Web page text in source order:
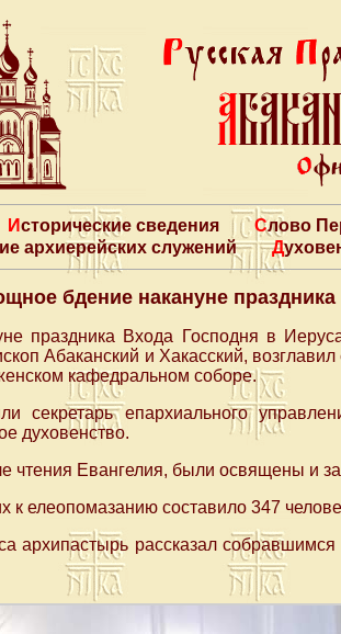
Исторические сведения
Слово
архиерейских служений
бдение накануне
праздника Входа Господня в
Абаканский и Хакасский,
кафедральном соборе.
секретарь епархиального
духовенство.
чтения Евангелия, были освящены и
к елеопомазанию составило 347
архипастырь рассказал